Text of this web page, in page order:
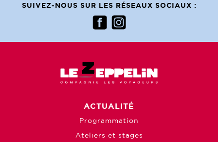
Programmation
Ateliers et stages
Créations